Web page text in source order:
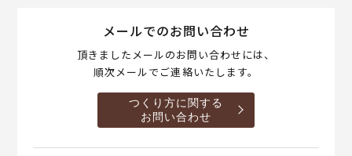
メールでのお問い合わせ
頂きましたメールのお問い合わせには、
順次メールでご連絡いたします。
つくり方に関する
お問い合わせ